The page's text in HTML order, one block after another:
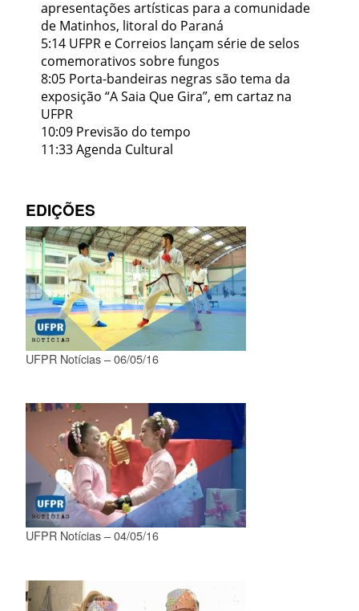
apresentações artísticas para a comunidade
de Matinhos, litoral do Paraná
5:14 UFPR e Correios lançam série de selos
comemorativos sobre fungos
8:05 Porta-bandeiras negras são tema da
exposição “A Saia Que Gira”, em cartaz na
UFPR
10:09 Previsão do tempo
11:33 Agenda Cultural
EDIÇÕES
UFPR Notícias – 06/05/16
UFPR Notícias – 04/05/16